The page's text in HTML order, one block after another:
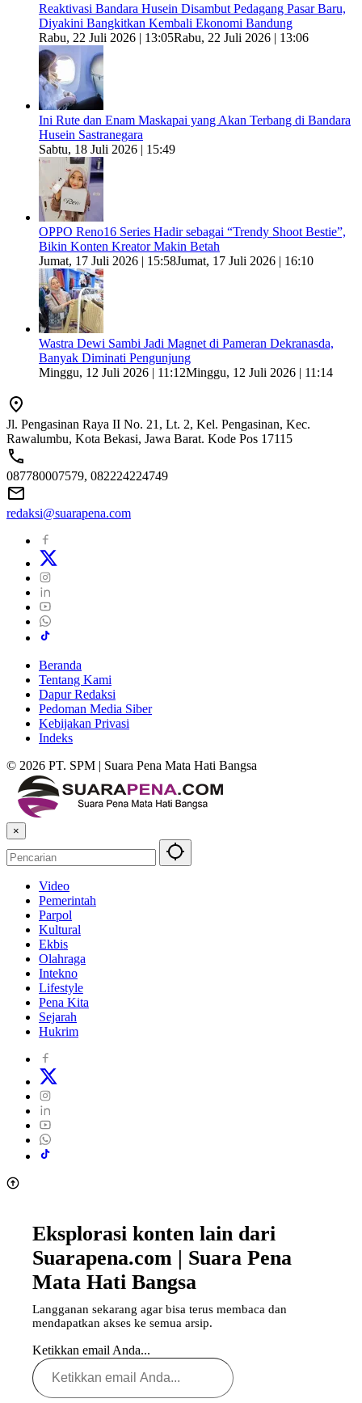
Reaktivasi Bandara Husein Disambut Pedagang Pasar Baru,
Diyakini Bangkitkan Kembali Ekonomi Bandung
Rabu, 22 Juli 2026 | 13:05Rabu, 22 Juli 2026 | 13:06
Ini Rute dan Enam Maskapai yang Akan Terbang di Bandara
Husein Sastranegara
Sabtu, 18 Juli 2026 | 15:49
OPPO Reno16 Series Hadir sebagai “Trendy Shoot Bestie”,
Bikin Konten Kreator Makin Betah
Jumat, 17 Juli 2026 | 15:58Jumat, 17 Juli 2026 | 16:10
Wastra Dewi Sambi Jadi Magnet di Pameran Dekranasda,
Banyak Diminati Pengunjung
Minggu, 12 Juli 2026 | 11:12Minggu, 12 Juli 2026 | 11:14
Jl. Pengasinan Raya II No. 21, Lt. 2, Kel. Pengasinan, Kec.
Rawalumbu, Kota Bekasi, Jawa Barat. Kode Pos 17115
087780007579, 082224224749
redaksi@suarapena.com
Beranda
Tentang Kami
Dapur Redaksi
Pedoman Media Siber
Kebijakan Privasi
Indeks
© 2026 PT. SPM | Suara Pena Mata Hati Bangsa
×
Video
Pemerintah
Parpol
Kultural
Ekbis
Olahraga
Intekno
Lifestyle
Pena Kita
Sejarah
Hukrim
Eksplorasi konten lain dari
Suarapena.com | Suara Pena
Mata Hati Bangsa
Langganan sekarang agar bisa terus membaca dan
mendapatkan akses ke semua arsip.
Ketikkan email Anda...